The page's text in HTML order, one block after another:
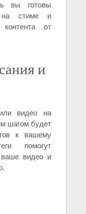
вы готовы
на стиме и
контента от
и
видео на
шагом будет
к вашему
помогут
ваше видео и